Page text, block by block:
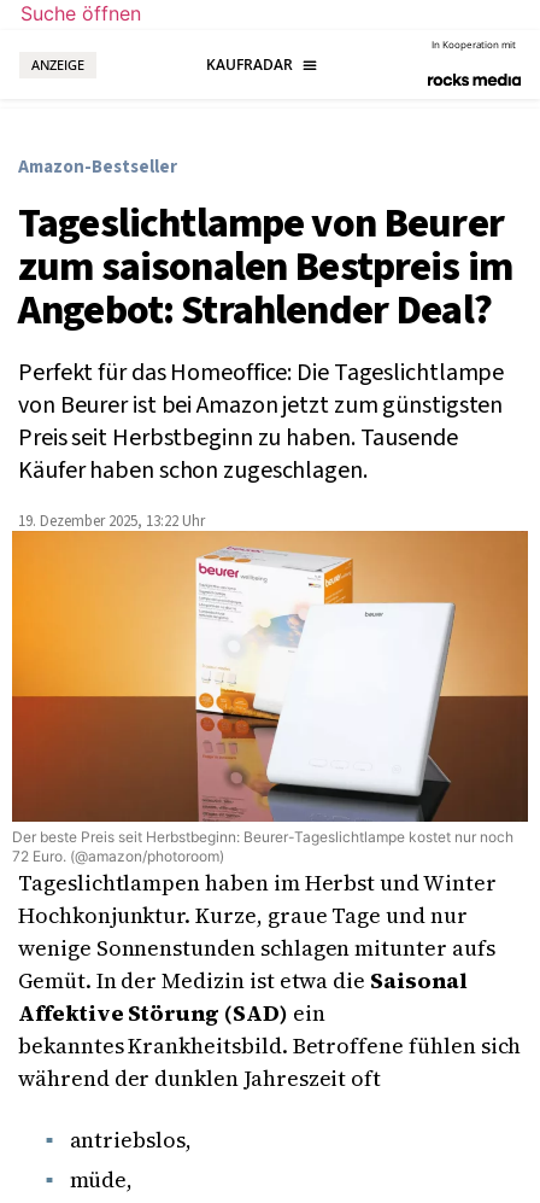
Suche öffnen
ANZEIGE
In Kooperation mit
Amazon-Bestseller
Tageslichtlampe von Beurer
zum saisonalen Bestpreis im
Angebot: Strahlender Deal?
Perfekt für das Homeoffice: Die Tageslichtlampe
von Beurer ist bei Amazon jetzt zum günstigsten
Preis seit Herbstbeginn zu haben. Tausende
Käufer haben schon zugeschlagen.
19. Dezember 2025, 13:22 Uhr
Der beste Preis seit Herbstbeginn: Beurer-Tageslichtlampe kostet nur noch
72 Euro. (@amazon/photoroom)
Tageslichtlampen haben im Herbst und Winter
Hochkonjunktur. Kurze, graue Tage und nur
wenige Sonnenstunden schlagen mitunter aufs
Gemüt. In der Medizin ist etwa die Saisonal
Affektive Störung (SAD) ein
bekanntes Krankheitsbild. Betroffene fühlen sich
während der dunklen Jahreszeit oft
antriebslos,
müde,